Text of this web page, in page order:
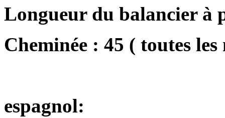
Longueur du balancier à
Cheminée : 45 ( toutes
espagnol: